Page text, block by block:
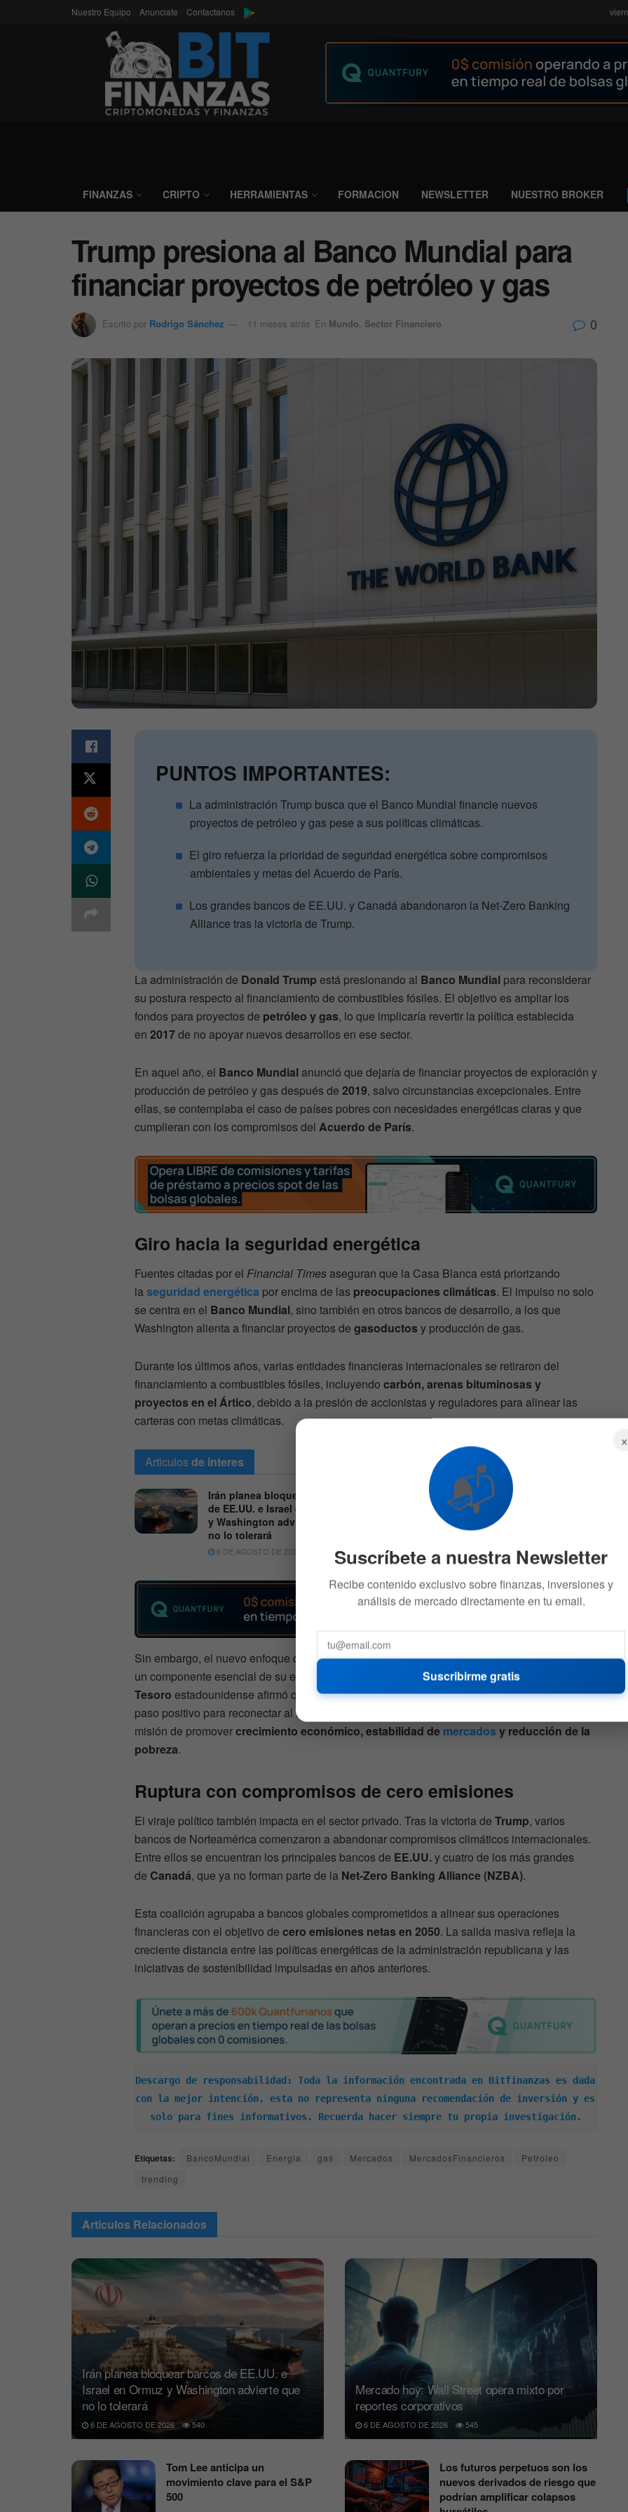
Nuestro Equipo Anunciate Contactanos
FINANZAS CRIPTO HERRAMIENTAS FORMACION NEWSLETTER NUESTRO BROKER
Trump presiona al Banco Mundial para
financiar proyectos de petróleo y gas
Escrito por Rodrigo Sánchez 11 meses atrás En Mundo Sector Financiero 0
PUNTOS IMPORTANTES:
La administración Trump busca que el Banco Mundial financie nuevos
proyectos de petróleo y gas pese a sus políticas climáticas.
El giro refuerza la prioridad de seguridad energética sobre compromisos
ambientales y metas del Acuerdo de París.
Los grandes bancos de EE.UU. y Canadá abandonaron la Net-Zero Banking
Alliance tras la victoria de Trump.
La administración de Donald Trump está presionando al Banco Mundial para reconsiderar
su postura respecto al financiamiento de combustibles fósiles. El objetivo es ampliar los
fondos para proyectos de petróleo y gas, lo que implicaría revertir la política establecida
en 2017de no apoyar nuevos desarrollos en ese sector.
En aquel año, el Banco Mundial anunció que dejaría de financiar proyectos de exploración y
producción de petróleo y gas después de 2019, salvo circunstancias excepcionales. Entre
ellas, se contemplaba el caso de países pobres con necesidades energéticas claras y que
cumplieran con los compromisos del Acuerdo de París.
Giro hacia la seguridad energética
Fuentes citadas por el Financial Times aseguran que la Casa Blanca está priorizando
laseguridad energética por encima de las preocupaciones climáticas. El impulso no solo
se centra en el Banco Mundial, sino también en otros bancos de desarrollo, a los que
Washington alienta a financiar proyectos de gasoductos y producción de gas.
Durante los últimos años, varias entidades financieras internacionales se retiraron del
financiamiento a combustibles fósiles, incluyendo carbón, arenas bituminosas y
proyectos en el Ártico, debido a la presión de accionistas y reguladores para alinear las
carteras con metas climáticas.
Articulosde interes
Irán planea bloquear barcos
de EE.UU. e Israel en Ormuz
y Washington advierte que
no lo tolerará
6 DE AGOSTO DE 2026
Mercado hoy: Wall Street
opera mixto por reportes
corporativos
Sin embargo, el nuevo enfoque de EE.UU.busca reposicionar los combustibles fósiles como
un componente esencial de su estrategia energética. Un portavoz delDepartamento del
Tesoro estadounidense afirmó que permitir el financiamiento de proyectos de gas sería un
paso positivo para reconectar al Banco Mundial
misión de promovercrecimiento económico, estabilidad de mercados y reducción de la
pobreza.
Ruptura con compromisos de cero emisiones
El viraje político también impacta en el sector privado. Tras la victoria de Trump, varios
bancos de Norteamérica comenzaron a abandonar compromisos climáticos internacionales.
Entre ellos se encuentran los principales bancos de EE.UU.y cuatro de los más grandes
de Canadá, que ya no forman parte de la Net-Zero Banking Alliance (NZBA).
Esta coalición agrupaba a bancos globales comprometidos a alinear sus operaciones
financieras con el objetivo de cero emisiones netas en 2050. La salida masiva refleja la
creciente distancia entre las políticas energéticas de la administración republicana y las
iniciativas de sostenibilidad impulsadas en años anteriores.
Descargo de responsabilidad: Toda la información encontrada en Bitfinanzas es dada
con la mejor intención, esta no representa ninguna recomendación de inversión y es
solo para fines informativos. Recuerda hacer siempre tu propia investigación.
Etiquetas: BancoMundial Energia gas Mercados MercadosFinancieros
Petroleo
trending
Articulos Relacionados
Irán planea bloquear barcos de EE.UU. e
Israel en Ormuz y Washington advierte que
no lo tolerará
6 DE AGOSTO DE 2026 540
Mercado hoy: Wall Street opera mixto por
reportes corporativos
6 DE AGOSTO DE 2026 545
Tom Lee anticipa un
movimiento clave para el S&P
500
Los futuros perpetuos son los
nuevos derivados de riesgo que
podrían amplificar colapsos
×
📬
Suscríbete a nuestra Newsletter
Recibe contenido exclusivo sobre finanzas, inversiones y
análisis de mercado directamente en tu email.
Suscribirme gratis